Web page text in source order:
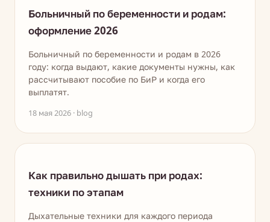
Больничный по беременности и родам:
оформление 2026
Больничный по беременности и родам в 2026
году: когда выдают, какие документы нужны, как
рассчитывают пособие по БиР и когда его
выплатят.
18 мая 2026 · blog
Как правильно дышать при родах:
техники по этапам
Дыхательные техники для каждого периода